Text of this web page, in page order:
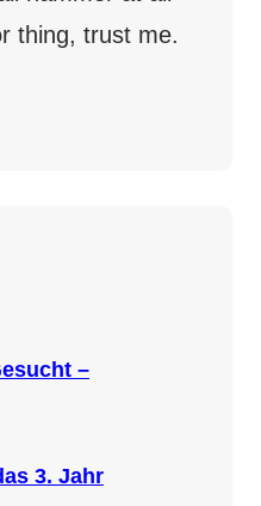
thing, trust me.
–
3. Jahr